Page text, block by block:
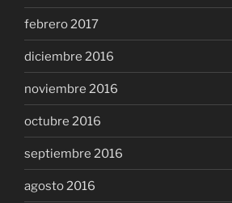
febrero 2017
diciembre 2016
noviembre 2016
octubre 2016
septiembre 2016
agosto 2016